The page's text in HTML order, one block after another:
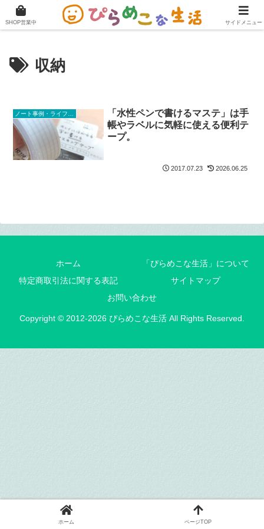
快適に在宅ワークをこなすためのブログ。
収納
「水性ペンで書けるマステ」は手
帳やラベルに気軽に使える便利テ
ープ。
2017.07.23 2026.06.25
ホーム
「ぴらめこな生活」について
特定商取引法に関する表記
サイトマップ
お問い合わせ
Copyright © 2012-2026 ぴらめこな生活 All Rights Reserved.
SHOP営業中 サイドメニュー
ホーム ページTOP